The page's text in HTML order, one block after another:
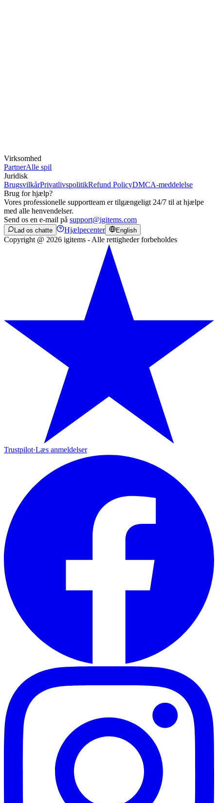
Virksomhed
PartnerAlle spil
Juridisk
BrugsvilkårPrivatlivspolitikRefund PolicyDMCA-meddelelse
Brug for hjælp?
Vores professionelle supportteam er tilgængeligt 24/7 til at hjælpe
med alle henvendelser.
Send os en e-mail på support@igitems.com
Lad os chatte Hjælpecenter English
Copyright @ 2026 igitems - Alle rettigheder forbeholdes
Trustpilot·Læs anmeldelser